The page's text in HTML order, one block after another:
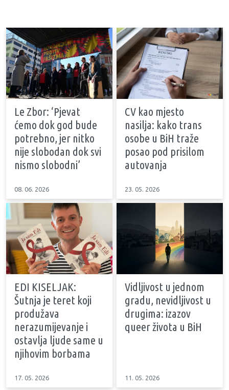
Le Zbor: ‘Pjevat
ćemo dok god bude
potrebno, jer nitko
nije slobodan dok svi
nismo slobodni’
08. 06. 2026
CV kao mjesto
nasilja: kako trans
osobe u BiH traže
posao pod prisilom
autovanja
23. 05. 2026
EDI KISELJAK:
Šutnja je teret koji
produžava
nerazumijevanje i
ostavlja ljude same u
njihovim borbama
17. 05. 2026
Vidljivost u jednom
gradu, nevidljivost u
drugima: izazov
queer života u BiH
11. 05. 2026